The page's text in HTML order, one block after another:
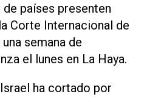
de países presenten
Corte Internacional de
semana de
el lunes en La Haya.
ha cortado por